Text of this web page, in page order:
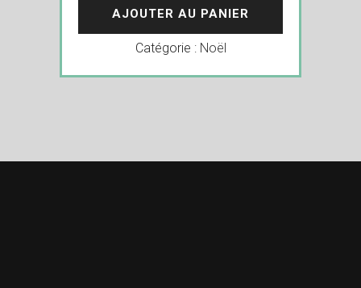
AJOUTER AU PANIER
Catégorie : Noël